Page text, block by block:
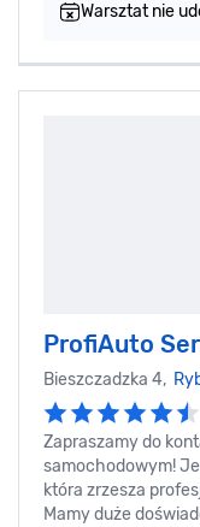
Warsztat nie
ProfiAuto
Bieszczadzka 4,
Zapraszamy do
samochodowym!
która zrzesza
Mamy duże